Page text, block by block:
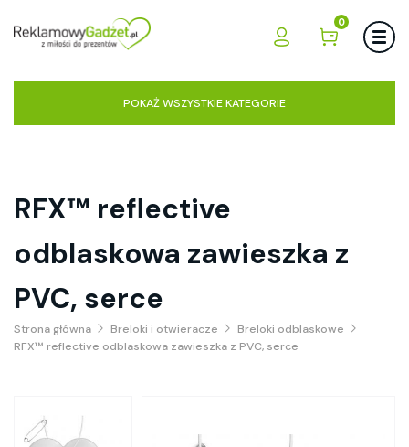
0
POKAŻ WSZYSTKIE KATEGORIE
RFX™ reflective
odblaskowa zawieszka z
PVC, serce
Strona główna Breloki i otwieracze
Breloki odblaskowe
RFX™ reflective odblaskowa zawieszka z PVC, serce